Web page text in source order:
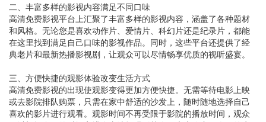
二、丰富多样的影视内容满足不同口味
高清免费影视平台上汇聚了丰富多样的影视内容，涵盖了各种题材
和风格。无论您是喜欢动作片、爱情片、科幻片还是纪录片，都能
在这里找到满足自己口味的影视作品。同时，这些平台还提供了经
典老片和最新热播影视剧，让观众可以尽情畅享优质的视听盛宴。
三、方便快捷的观影体验改变生活方式
高清免费影视的出现使观影变得更加方便快捷。无需等待电影上映
或去影院排队购票，只需在家中舒适的沙发上，随时随地选择自己
喜欢的影片进行观看。观影时间不再受限于影院的播放时间，观众